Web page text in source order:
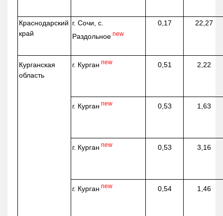
Краснодарский
край
г. Сочи, с.
Раздольное new
0,17 22,27
Курганская
область
г. Курган new 0,51 2,22
г. Курган new 0,53 1,63
г. Курган new 0,53 3,16
г. Курган new 0,54 1,46